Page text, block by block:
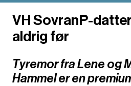
VH SovranP-
aldrig før
Tyremor fra Lene og
Hammel er en